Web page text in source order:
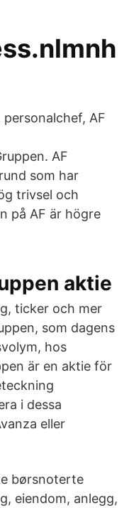
AF
AF
som har
trivsel och
på AF är högre
aktie
ticker och mer
som dagens
hos
är en aktie för
i dessa
eller
børsnoterte
eiendom, anlegg,